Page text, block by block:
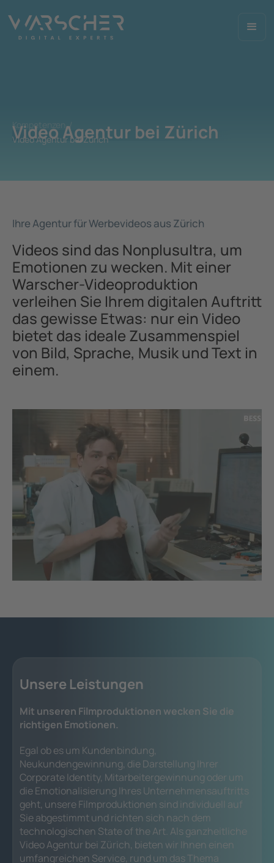
Kompetenzen /
Video Agentur bei Zürich
Video Agentur bei Zürich
Ihre Agentur für Werbevideos aus Zürich
Videos sind das Nonplusultra, um
Emotionen zu wecken. Mit einer
Warscher-Videoproduktion
verleihen Sie Ihrem digitalen Auftritt
das gewisse Etwas: nur ein Video
bietet das ideale Zusammenspiel
von Bild, Sprache, Musik und Text in
einem.
Unsere Leistungen
Mit unseren Filmproduktionen wecken Sie die
richtigen Emotionen.
Egal ob es um Kundenbindung,
Neukundengewinnung, die Darstellung Ihrer
Corporate Identity, Mitarbeitergewinnung oder um
die Emotionalisierung Ihres Unternehmensauftritts
geht, unsere Filmproduktionen sind individuell auf
Sie abgestimmt und richten sich nach dem
technologischen State of the Art. Als ganzheitliche
Video Agentur bei Zürich, bieten wir Ihnen einen
umfangreichen Service, rund um das Thema